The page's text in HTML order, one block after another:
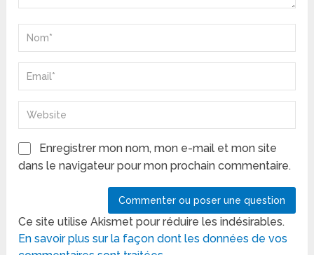
Enregistrer mon nom, mon e-mail et mon site
dans le navigateur pour mon prochain commentaire.
Ce site utilise Akismet pour réduire les indésirables.
En savoir plus sur la façon dont les données de vos